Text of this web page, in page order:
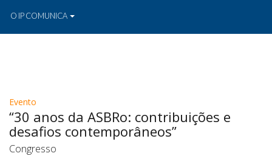
O IP COMUNICA
Evento
“30 anos da ASBRo: contribuições e
desafios contemporâneos”
Congresso